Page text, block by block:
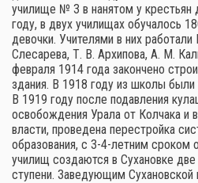
училище № 3 в нанятом у
году, в двух училищах обучалось
девочки. Учителями в них
Слесарева, Т. В. Архипова, А. М.
февраля 1914 года закончено
здания. В 1918 году из школы
В 1919 году после подавления
освобождения Урала от Колчака и
власти, проведена перестройка
образования, с 3-4-летним сроком
училищ создаются в Сухановке
ступени. Заведующим